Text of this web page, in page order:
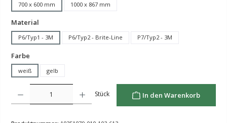
700 x 600 mm 1000 x 867 mm
Material
P6/Typ1 - 3M P6/Typ2 - Brite-Line P7/Typ2 - 3M
Farbe
weiß gelb
Stück In den Warenkorb